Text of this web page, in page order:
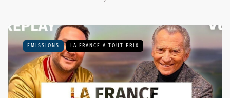
EMISSIONS LA FRANCE À TOUT PRIX